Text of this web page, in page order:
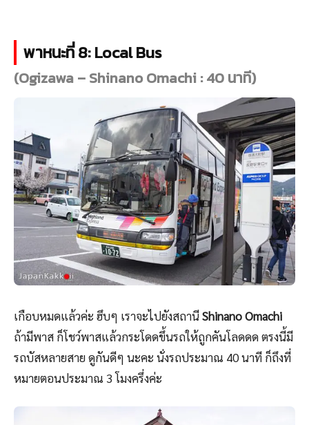
พาหนะที่ 8: Local Bus
(Ogizawa – Shinano Omachi : 40 นาที)
เกือบหมดแล้วค่ะ ฮึบๆ เราจะไปยังสถานีShinano Omachi
ถ้ามีพาส ก็โชว์พาสแล้วกระโดดขึ้นรถให้ถูกคันโลดดด ตรงนี้มี
รถบัสหลายสาย ดูกันดีๆ นะคะ นั่งรถประมาณ 40 นาที ก็ถึงที่
หมายตอนประมาณ 3 โมงครึ่งค่ะ